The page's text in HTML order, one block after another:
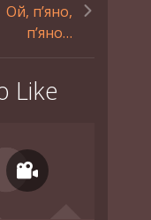
Ой, п’яно,
п’яно…
Like